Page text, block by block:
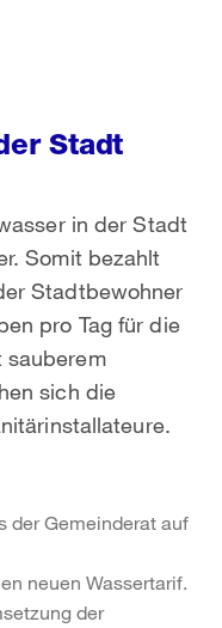
Stadt
in der Stadt
Somit bezahlt
Stadtbewohner
pro Tag für die
sauberem
sich die
der Gemeinderat auf
neuen Wassertarif.
der